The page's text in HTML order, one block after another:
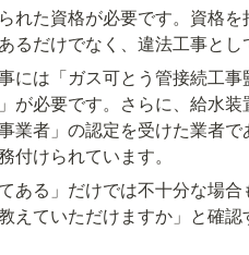
れた資格が必要です。資格
るだけでなく、違法工事とし
には「ガス可とう管接続工
が必要です。さらに、給水
業者」の認定を受けた業者
けられています。
ある」だけでは不十分な場
えていただけますか」と確